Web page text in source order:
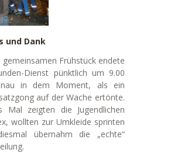
und Dank
Frühstück endete
Dienst pünktlich um 9.00
in dem Moment, als ein
auf der Wache ertönte.
Mal zeigten die Jugendlichen
wollten zur Umkleide sprinten
übernahm die „echte“